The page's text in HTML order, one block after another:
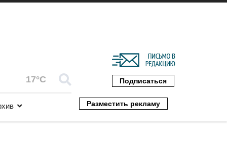
17°C Подписаться
Разместить рекламу